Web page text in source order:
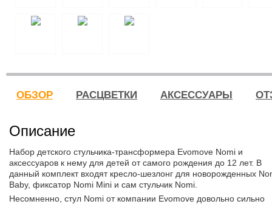
ОБЗОР РАСЦВЕТКИ АКСЕССУАРЫ
Описание
Набор детского стульчика-трансформера Evomove Nomi и
аксессуаров к нему для детей от самого рождения до 12 лет. В
данный комплект входят кресло-шезлонг для новорожденных
Baby, фиксатор Nomi Mini и сам стульчик Nomi.
Несомненно, стул Nomi от компании Evomove довольно сильно